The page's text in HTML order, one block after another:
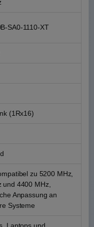
SA0-1110-XT
(1Rx16)
zu 5200 MHz,
und 4400 MHz,
Anpassung an
Systeme